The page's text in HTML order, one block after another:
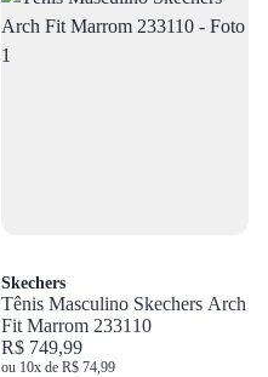
Skechers
Tênis Masculino Skechers Arch
Fit Marrom 233110
R$ 749,99
ou 10x de R$ 74,99